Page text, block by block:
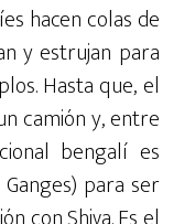
hacen colas de
y estrujan para
Hasta que, el
camión y, entre
bengalí es
para ser